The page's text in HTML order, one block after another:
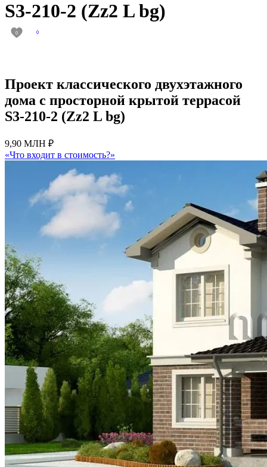
S3-210-2 (Zz2 L bg)
0 0
Проект классического двухэтажного
дома с просторной крытой террасой
S3-210-2 (Zz2 L bg)
9,90 МЛН ₽
«Что входит в стоимость?»